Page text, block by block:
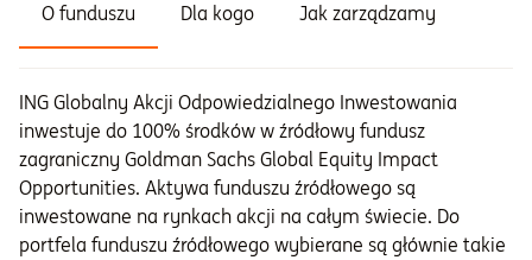
O funduszu Dla kogo Jak zarządzamy
ING Globalny Akcji Odpowiedzialnego Inwestowania
inwestuje do 100% środków w źródłowy fundusz
zagraniczny Goldman Sachs Global Equity Impact
Opportunities. Aktywa funduszu źródłowego są
inwestowane na rynkach akcji na całym świecie. Do
portfela funduszu źródłowego wybierane są głównie takie